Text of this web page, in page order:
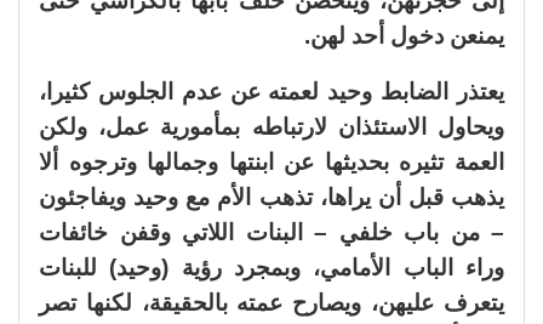
يمنعن دخول أحد لهن.
يعتذر الضابط وحيد لعمته عن عدم الجلوس كثيرا،
ويحاول الاستئذان لارتباطه بمأمورية عمل، ولكن
العمة تثيره بحديثها عن ابنتها وجمالها وترجوه ألا
يذهب قبل أن يراها، تذهب الأم مع وحيد ويفاجئون
– من باب خلفي – البنات اللاتي وقفن خائفات
وراء الباب الأمامي، وبمجرد رؤية (وحيد) للبنات
يتعرف عليهن، ويصارح عمته بالحقيقة، لكنها تصر